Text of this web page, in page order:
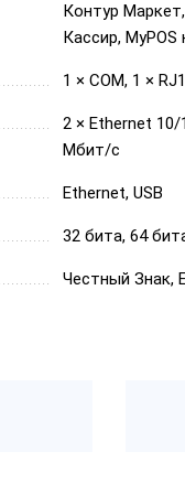
Контур
Кассир,
1 × COM, 1 ×
2 × Ethernet 10/
Мбит/с
Ethernet, USB
32 бита, 64
Честный Знак,